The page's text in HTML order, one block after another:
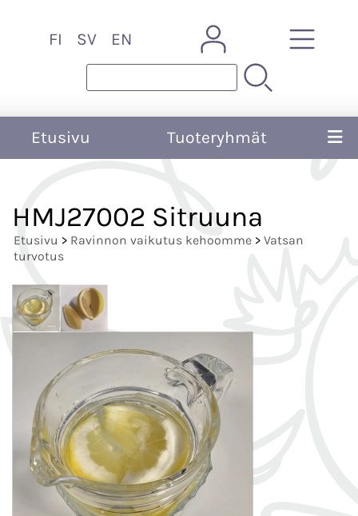
FI SV EN
Etusivu Tuoteryhmät
HMJ27002 Sitruuna
Etusivu > Ravinnon vaikutus kehoomme > Vatsan
turvotus